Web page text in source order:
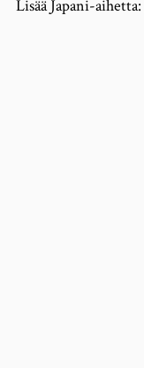
Lisää Japani-aihetta: